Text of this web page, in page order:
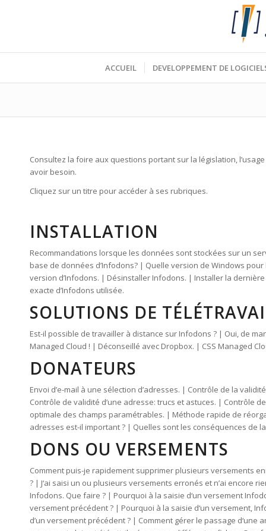
ACCUEIL DEVELOPPEMENT DE
Consultez la foire aux questions portant sur la législation, l’usage
avoir besoin.
Cliquez sur un titre pour accéder à ses rubriques.
INSTALLATION
Recommandations lorsque les données sont stockées sur un
base de données d’Infodons? | Quelle version de Windows
version d’Infodons. | Désinstaller Infodons. | Installer la
exacte d’Infodons utilisée.
SOLUTIONS DE
Est-il possible de travailler à distance sur Infodons ? | Oui, de
Managed Cloud ! | Déconseillé avec Dropbox. | CSS Managed
DONATEURS
Envoi d’e-mail à une sélection d’adresses. | Contrôle de la
Contrôle de validité d’une adresse: trucs et astuces. | Contrôle
optimale des champs paramétrables. | Méthode rapide de
adresses est-il important ? | Quelles sont les conséquences de
DONS OU VERSEMENTS
Comment puis-je rapidement supprimer plusieurs versements
? | J‘ai saisi un ou plusieurs versements erronés et n’ai encore
Infodons. Que faire ? | Pourquoi à la saisie d‘un versement
versement précédent ? | Pourquoi à la saisie d‘un versement,
d’un versement précédent ? | Comment gérer le passage